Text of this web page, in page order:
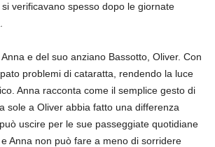
verificavano spesso dopo le giornate
Anna e del suo anziano Bassotto, Oliver. Con
problemi di cataratta, rendendo la luce
Anna racconta come il semplice gesto di
sole a Oliver abbia fatto una differenza
uscire per le sue passeggiate quotidiane
Anna non può fare a meno di sorridere